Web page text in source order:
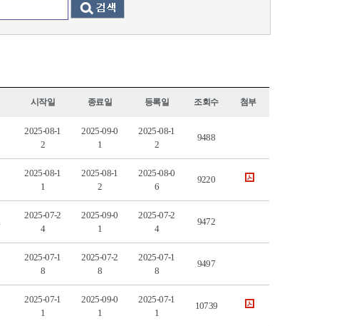
시작일 종료일 등록일 조회수 첨부
2025-08-1
2
2025-09-0
1
2025-08-1
2
9488
2025-08-1
1
2025-08-1
2
2025-08-0
6
9220
2025-07-2
4
2025-09-0
1
2025-07-2
4
9472
2025-07-1
8
2025-07-2
8
2025-07-1
8
9497
2025-07-1
1
2025-09-0
1
2025-07-1
1
10739